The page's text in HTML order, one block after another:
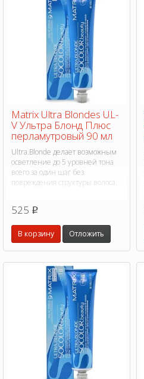
Matrix Ultra Blondes UL-
V Ультра Блонд Плюс
перламутровый 90 мл
Ultra.Blonde делает возможным
осветление до 5 уровней тона
всего за один шаг без
повреждения структуры волоса.
525 p
В корзину Отложить